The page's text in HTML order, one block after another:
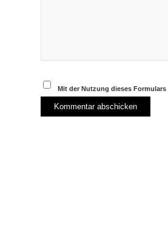
Mit der Nutzung dieses